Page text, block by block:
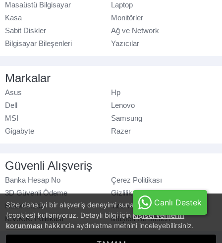
Size daha iyi bir alışveriş deneyimi sunabilmek için, çerezler
(cookies) kullanıyoruz. Detaylı bilgi için kişisel verilerin
korunması hakkında aydınlatma metnini inceleyebilirsiniz.
Masaüstü Bilgisayar
Laptop
Kasa
Monitörler
Sabit Diskler
Ağ ve Network
Bilgisayar Bileşenleri
Yazıcılar
Markalar
Asus
Hp
Dell
Lenovo
MSI
Samsung
Gigabyte
Razer
Güvenli Alışveriş
Banka Hesap No
Çerez Politikası
3D Güvenli Ödeme
Gizlilik Politikası
Hakkımızda
İade ve Değişim
K.V.K.K. Politikası
Müşteri Hizmetleri
© azaraks.com.tr - Tüm hakları saklıdır.
Canlı Destek